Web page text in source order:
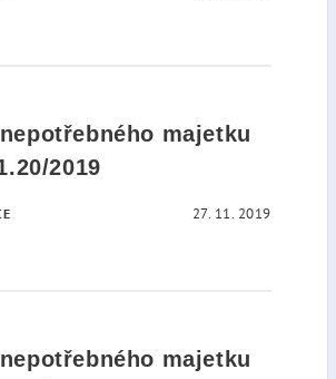
majetku
2019
27. 11. 2019
majetku